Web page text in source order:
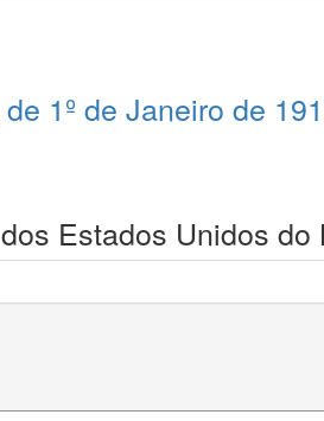
1º de Janeiro de
Estados Unidos do